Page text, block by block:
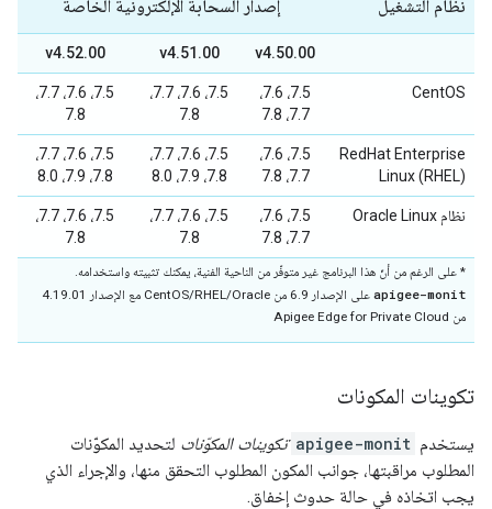
نظام التشغيل إصدار السحابة الإلكترونية الخاصة
v4.50.00
v4.51.00
v4.52.00
CentOS
7.5، 7.6،
7.7، 7.8
7.5، 7.6، 7.7،
7.8
7.5، 7.6، 7.7،
7.8
RedHat Enterprise
Linux (RHEL)
7.5، 7.6،
7.7، 7.8
7.5، 7.6، 7.7،
7.8، 7.9، 8.0
7.5، 7.6، 7.7،
7.8، 7.9، 8.0
نظام Oracle Linux
7.5، 7.6،
7.7، 7.8
7.5، 7.6، 7.7،
7.8
7.5، 7.6، 7.7،
7.8
* على الرغم من أنّ هذا البرنامج غير متوفّر من الناحية الفنية، يمكنك تثبيته واستخدامه.
apigee-monit
على الإصدار 6.9 من CentOS/RHEL/Oracle مع الإصدار 4.19.01
من Apigee Edge for Private Cloud
تكوينات المكونات
يستخدم apigee-monit تكوينات المكوّنات لتحديد المكوّنات
المطلوب مراقبتها، جوانب المكون المطلوب التحقق منها، والإجراء الذي
يجب اتخاذه في حالة حدوث إخفاق.